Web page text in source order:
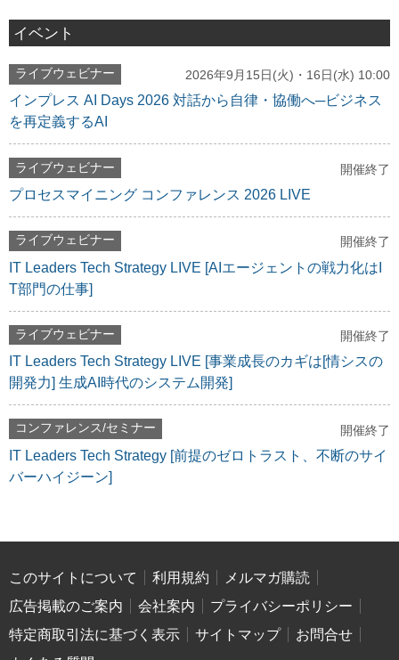
イベント
ライブウェビナー 2026年9月15日(火)・16日(水) 10:00
インプレス AI Days 2026 対話から自律・協働へ─ビジネス
を再定義するAI
ライブウェビナー 開催終了
プロセスマイニング コンファレンス 2026 LIVE
ライブウェビナー 開催終了
IT Leaders Tech Strategy LIVE [AIエージェントの戦力化はI
T部門の仕事]
ライブウェビナー 開催終了
IT Leaders Tech Strategy LIVE [事業成長のカギは[情シスの
開発力] 生成AI時代のシステム開発]
コンファレンス/セミナー 開催終了
IT Leaders Tech Strategy [前提のゼロトラスト、不断のサイ
バーハイジーン]
このサイトについて 利用規約
メルマガ購読
広告掲載のご案内
会社案内
プライバシーポリシー
特定商取引法に基づく表示
サイトマップ
お問合せ